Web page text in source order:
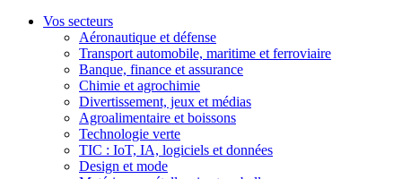
Vos secteurs
Aéronautique et défense
Transport automobile, maritime et ferroviaire
Banque, finance et assurance
Chimie et agrochimie
Divertissement, jeux et médias
Agroalimentaire et boissons
Technologie verte
TIC : IoT, IA, logiciels et données
Design et mode